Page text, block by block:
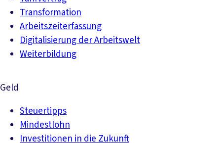
Transformation
Arbeitszeiterfassung
Digitalisierung der Arbeitswelt
Weiterbildung
Geld
Steuertipps
Mindestlohn
Investitionen in die Zukunft